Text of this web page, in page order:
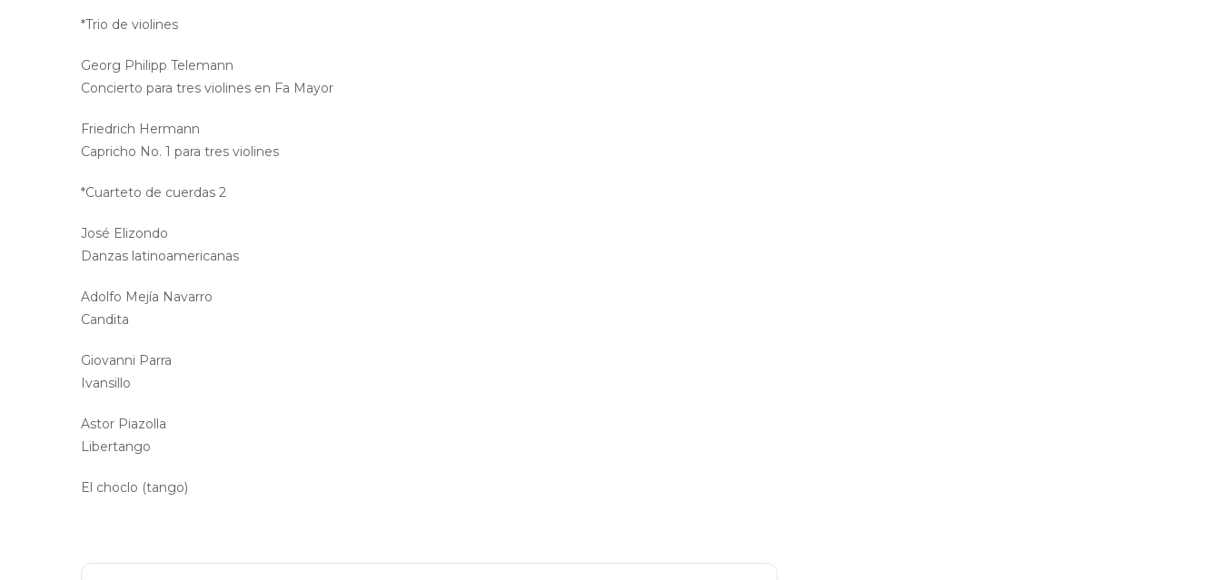
*Trio de violines
Georg Philipp Telemann
Concierto para tres violines en Fa Mayor
Friedrich Hermann
Capricho No. 1 para tres violines
*Cuarteto de cuerdas 2
José Elizondo
Danzas latinoamericanas
Adolfo Mejía Navarro
Candita
Giovanni Parra
Ivansillo
Astor Piazolla
Libertango
El choclo (tango)